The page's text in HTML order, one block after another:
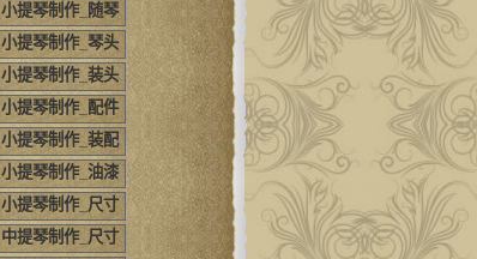
小提琴制作_随琴
小提琴制作_琴头
小提琴制作_装头
小提琴制作_配件
小提琴制作_装配
小提琴制作_油漆
小提琴制作_尺寸
中提琴制作_尺寸